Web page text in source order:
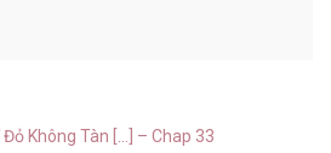
Đỏ Không Tàn [...] – Chap 33